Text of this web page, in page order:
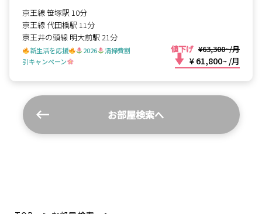
京王線 笹塚駅 10分
京王線 代田橋駅 11分
京王井の頭線 明大前駅 21分
新生活を応援 2026
清掃費割
引キャンペーン
値下げ ¥63,300~/月
¥ 61,800~ /月
お部屋検索へ